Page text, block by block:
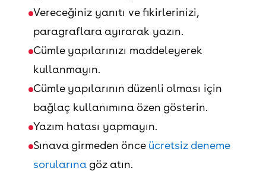
Vereceğiniz yanıtı ve fikirlerinizi,
paragraflara ayırarak yazın.
Cümle yapılarınızı maddeleyerek
kullanmayın.
Cümle yapılarının düzenli olması için
bağlaç kullanımına özen gösterin.
Yazım hatası yapmayın.
Sınava girmeden önce ücretsiz deneme
sorularına göz atın.